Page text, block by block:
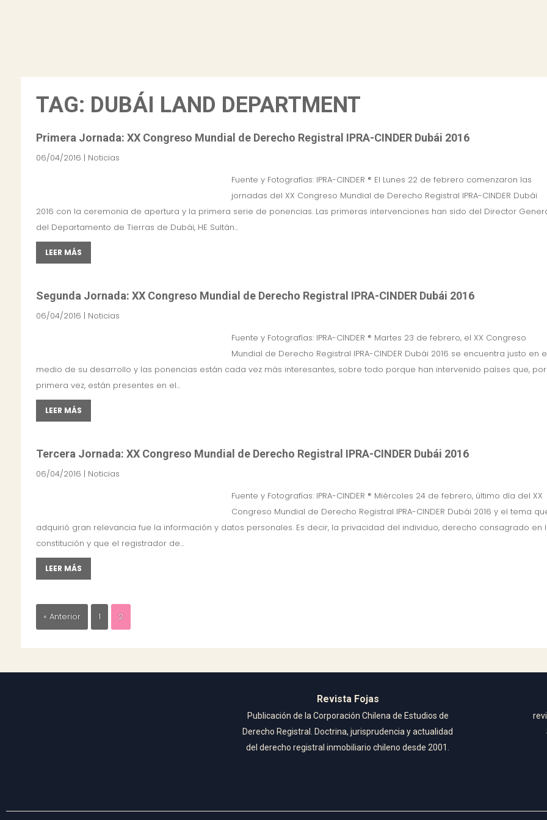
TAG: DUBÁI LAND DEPARTMENT
Primera Jornada: XX Congreso Mundial de Derecho Registral IPRA-CINDER Dubái 2016
06/04/2016 | Noticias
Fuente y Fotografías: IPRA-CINDER ® El Lunes 22 de febrero comenzaron las
jornadas del XX Congreso Mundial de Derecho Registral IPRA-CINDER Dubái
2016 con la ceremonia de apertura y la primera serie de ponencias. Las primeras intervenciones han sido del Director
del Departamento de Tierras de Dubái, HE Sultán...
LEER MÁS
Segunda Jornada: XX Congreso Mundial de Derecho Registral IPRA-CINDER Dubái 2016
06/04/2016 | Noticias
Fuente y Fotografías: IPRA-CINDER ® Martes 23 de febrero, el XX Congreso
Mundial de Derecho Registral IPRA-CINDER Dubái 2016 se encuentra justo en
medio de su desarrollo y las ponencias están cada vez más interesantes, sobre todo porque han intervenido países que, por
primera vez, están presentes en el...
LEER MÁS
Tercera Jornada: XX Congreso Mundial de Derecho Registral IPRA-CINDER Dubái 2016
06/04/2016 | Noticias
Fuente y Fotografías: IPRA-CINDER ® Miércoles 24 de febrero, último día del XX
Congreso Mundial de Derecho Registral IPRA-CINDER Dubái 2016 y el tema
adquirió gran relevancia fue la información y datos personales. Es decir, la privacidad del individuo, derecho consagrado en
constitución y que el registrador de...
LEER MÁS
« Anterior 1 2
Revista Fojas
Publicación de la Corporación Chilena de Estudios de
Derecho Registral. Doctrina, jurisprudencia y actualidad
del derecho registral inmobiliario chileno desde 2001.